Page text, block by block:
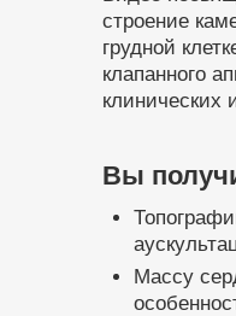
строение
грудной
клапанного
клинических
Вы
Массу